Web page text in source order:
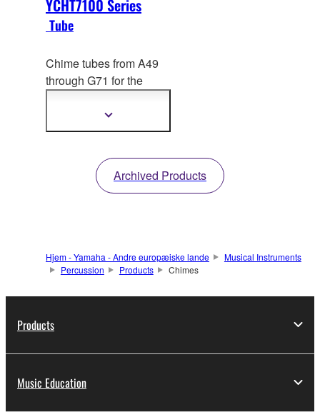
YCHT7100 Series
Tube
Chime tubes from A49
through G71 for the
purchased individually.
Show
Archived Products
Hjem - Yamaha - Andre europæiske lande
Musical Instruments
Percussion
Products Chimes
Products
Music Education